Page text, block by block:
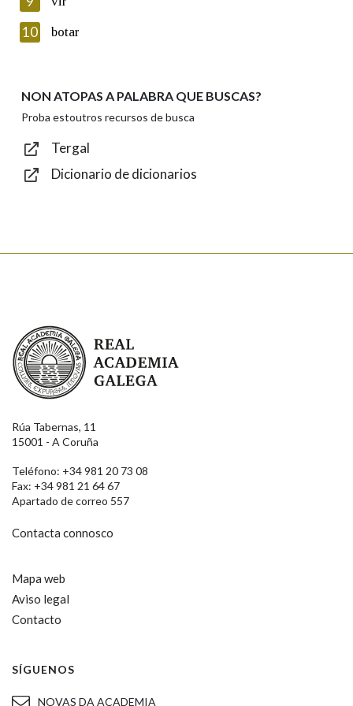
Introduce o código que aparece na imaxe:
Texto de verificación
10 botar
NON ATOPAS A PALABRA QUE BUSCAS?
Proba estoutros recursos de busca
Tergal
Dicionario de dicionarios
Real Academia Galega
Rúa Tabernas, 11
15001 - A Coruña
Teléfono: +34 981 20 73 08
Fax: +34 981 21 64 67
Apartado de correo 557
Contacta connosco
Mapa web
Aviso legal
Contacto
SÍGUENOS
NOVAS DA ACADEMIA